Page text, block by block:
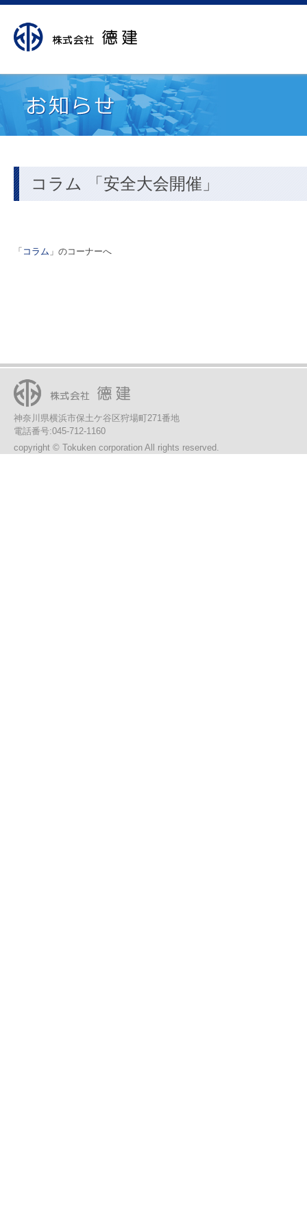
コラム 「安全大会開催」
「 コラム 」のコーナーへ
神奈川県横浜市保土ケ谷区狩場町271番地
電話番号:045-712-1160
copyright © Tokuken corporation All rights reserved.